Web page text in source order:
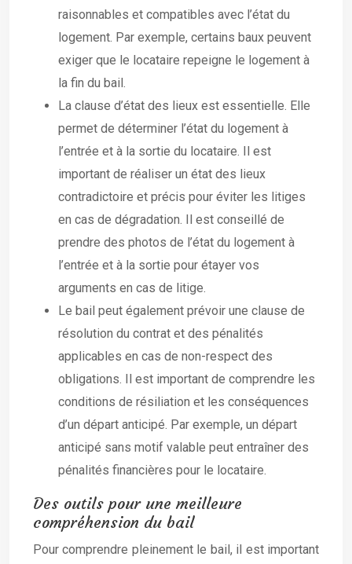
raisonnables et compatibles avec l’état du
logement. Par exemple, certains baux peuvent
exiger que le locataire repeigne le logement à
la fin du bail.
La clause d’état des lieux est essentielle. Elle
permet de déterminer l’état du logement à
l’entrée et à la sortie du locataire. Il est
important de réaliser un état des lieux
contradictoire et précis pour éviter les litiges
en cas de dégradation. Il est conseillé de
prendre des photos de l’état du logement à
l’entrée et à la sortie pour étayer vos
arguments en cas de litige.
Le bail peut également prévoir une clause de
résolution du contrat et des pénalités
applicables en cas de non-respect des
obligations. Il est important de comprendre les
conditions de résiliation et les conséquences
d’un départ anticipé. Par exemple, un départ
anticipé sans motif valable peut entraîner des
pénalités financières pour le locataire.
Des outils pour une meilleure
compréhension du bail
Pour comprendre pleinement le bail, il est important